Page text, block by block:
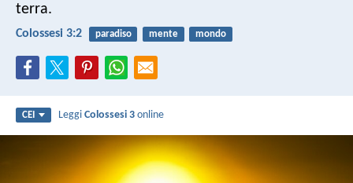
terra.
Colossesi 3:2 paradiso mente mondo
CEI LeggiColossesi 3 online